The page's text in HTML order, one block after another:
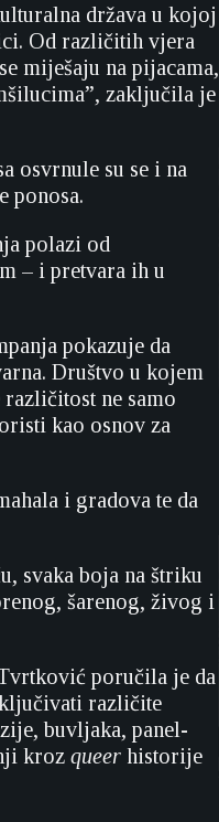
država u kojoj
Od različitih vjera
miješaju na pijacama,
zaključila je
osvrnule su se i na
ponosa.
polazi od
– i pretvara ih u
pokazuje da
Društvo u kojem
ne samo
kao osnov za
i gradova te da
svaka boja na štriku
šarenog, živog i
poručila je da
različite
buvljaka, panel-
kroz queer historije